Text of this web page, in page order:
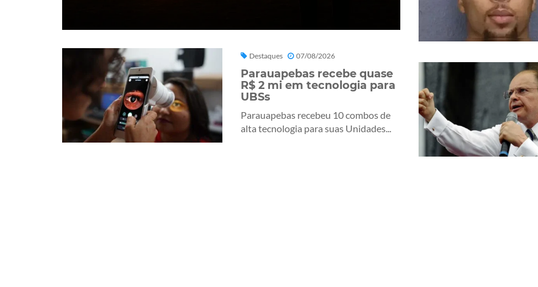
Destaques 07/08/2026
Parauapebas recebe quase
R$ 2 mi em tecnologia para
UBSs
Parauapebas recebeu 10 combos de
alta tecnologia para suas Unidades...